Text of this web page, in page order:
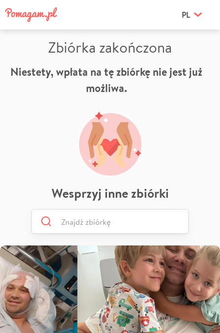
PL
Zbiórka zakończona
Niestety, wpłata na tę zbiórkę nie jest już
możliwa.
Wesprzyj inne zbiórki